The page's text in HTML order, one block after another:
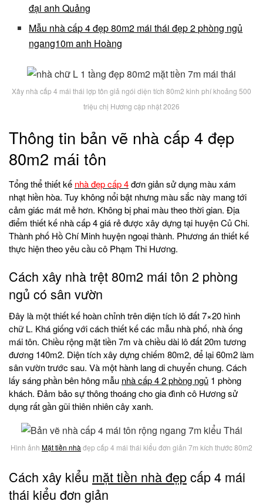
đại anh Quảng
Mẫu nhà cấp 4 đẹp 80m2 mái thái đẹp 2 phòng ngủ
ngang10m anh Hoàng
Xây nhà cấp 4 mái thái lợp tôn giả ngói diện tích 80m2 kinh phí khoảng 500
triệu chị Hương cập nhật 2026
Thông tin bản vẽ nhà cấp 4 đẹp
80m2 mái tôn
Tổng thể thiết kế nhà đẹp cấp 4đơn giản sử dụng màu xám
nhạt hiền hòa. Tuy không nổi bật nhưng màu sắc này mang tới
cảm giác mát mẻ hơn. Không bị phai màu theo thời gian. Địa
điểm thiết kế nhà cấp 4 giá rẻ được xây dựng tại huyện Củ Chi.
Thành phố Hồ Chí Minh huyện ngoại thành. Phương án thiết kế
thực hiện theo yêu cầu cô Phạm Thi Hương.
Cách xây nhà trệt 80m2 mái tôn 2 phòng
ngủ có sân vườn
Đây là một thiết kế hoàn chỉnh trên diện tích lô đất 7×20 hình
chữ L. Khá giống với cách thiết kế các mẫu nhà phố, nhà ống
mái tôn. Chiều rộng mặt tiền 7m và chiều dài lô đất 20m tương
đương 140m2. Diện tích xây dựng chiếm 80m2, để lại 60m2 làm
sân vườn trước sau. Và một hành lang di chuyển chung. Cách
lấy sáng phần bên hông mẫu nhà cấp 4 2 phòng ngủ 1 phòng
khách. Đảm bảo sự thông thoáng cho gia đình cô Hương sử
dụng rất gần gũi thiên nhiên cây xanh.
Hình ảnh Mặt tiền nhà đẹp cấp 4 mái thái kiểu đơn giản 7m kích thước 80m2
Cách xây kiểu mặt tiền nhà đẹpcấp 4 mái
thái kiểu đơn giản